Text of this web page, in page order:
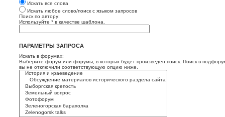
Искать все слова
Искать любое слово/поиск с языком запросов
Поиск по автору:
Используйте * в качестве шаблона.
ПАРАМЕТРЫ ЗАПРОСА
Искать в форумах:
Выберите форум или форумы, в которых будет произведён поиск. Поиск в
вы не отключили соответствующую опцию ниже.